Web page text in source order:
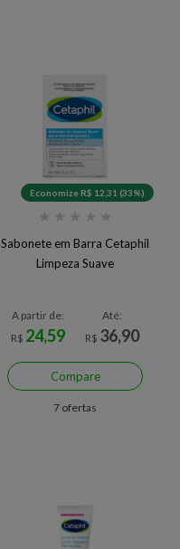
Economize R$ 12,31 (33%)
★ ★ ★ ★ ★
Sabonete em Barra Cetaphil
Limpeza Suave
A partir de:
R$ 24,59
Até:
R$ 36,90
Compare
7 ofertas